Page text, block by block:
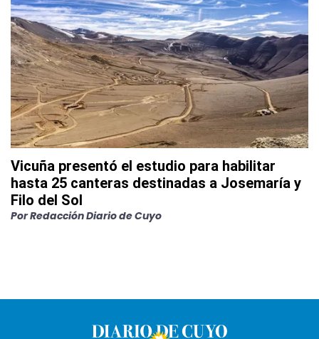
Vicuña presentó el estudio para habilitar
hasta 25 canteras destinadas a Josemaría y
Filo del Sol
PorRedacción Diario de Cuyo